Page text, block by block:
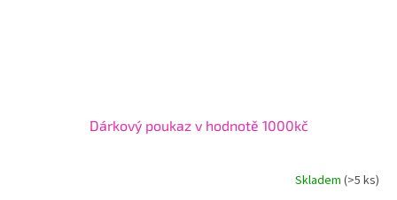
Dárkový poukaz v hodnotě 1000kč
Skladem (>5 ks)